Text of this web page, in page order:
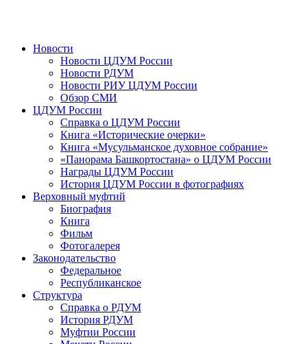
Новости
Новости ЦДУМ России
Новости РДУМ
Новости РИУ ЦДУМ России
Обзор СМИ
ЦДУМ России
Справка о ЦДУМ России
Книга «Исторические очерки»
Книга «Мусульманское духовное собрание»
«Панорама Башкортостана» о ЦДУМ России
Награды ЦДУМ России
История ЦДУМ России в фотографиях
Верховный муфтий
Биография
Книга
Фильм
Фотогалерея
Законодательство
Федеральное
Республиканское
Структура
Справка о РДУМ
История РДУМ
Муфтии России